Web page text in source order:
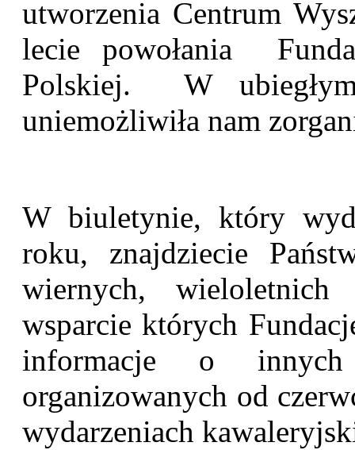
utworzenia Centrum
lecie powołania
Polskiej. W
uniemożliwiła nam
W biuletynie, który
roku, znajdziecie
wiernych,
wsparcie których
informacje o innych
organizowanych od
wydarzeniach